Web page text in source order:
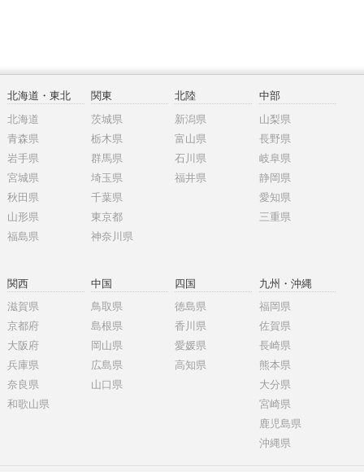
北海道・東北
北海道
青森県
岩手県
宮城県
秋田県
山形県
福島県
関東
茨城県
栃木県
群馬県
埼玉県
千葉県
東京都
神奈川県
北陸
新潟県
富山県
石川県
福井県
中部
山梨県
長野県
岐阜県
静岡県
愛知県
三重県
関西
滋賀県
京都府
大阪府
兵庫県
奈良県
和歌山県
中国
鳥取県
島根県
岡山県
広島県
山口県
四国
徳島県
香川県
愛媛県
高知県
九州・沖縄
福岡県
佐賀県
長崎県
熊本県
大分県
宮崎県
鹿児島県
沖縄県